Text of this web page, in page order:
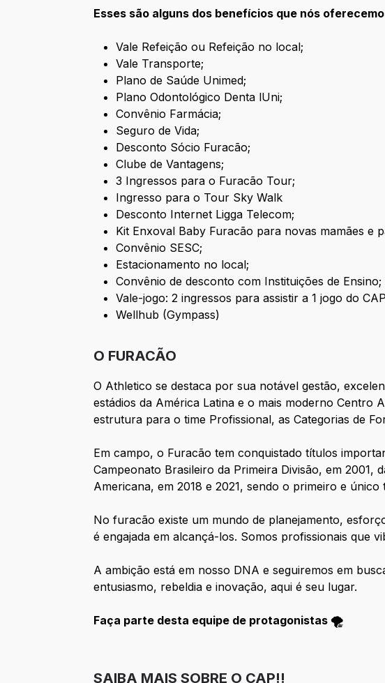
Esses são alguns dos benefícios que nós
Vale Refeição ou Refeição no local;
Vale Transporte;
Plano de Saúde Unimed;
Plano Odontológico Denta lUni;
Convênio Farmácia;
Seguro de Vida;
Desconto Sócio Furacão;
Clube de Vantagens;
3 Ingressos para o Furacão Tour;
Ingresso para o Tour Sky Walk
Desconto Internet Ligga Telecom;
Kit Enxoval Baby Furacão para novas mamães e
Convênio SESC;
Estacionamento no local;
Convênio de desconto com Instituições de Ensino;
Vale-jogo: 2 ingressos para assistir a 1 jogo do
Wellhub (Gympass)
O FURACÃO
O Athletico se destaca por sua notável gestão,
estádios da América Latina e o mais moderno Centro
estrutura para o time Profissional, as Categorias de
Em campo, o Furacão tem conquistado títulos
Campeonato Brasileiro da Primeira Divisão, em 2001,
Americana, em 2018 e 2021, sendo o primeiro e
No furacão existe um mundo de planejamento,
é engajada em alcançá-los. Somos profissionais que
A ambição está em nosso DNA e seguiremos em
entusiasmo, rebeldia e inovação, aqui é seu lugar.
Faça parte desta equipe de protagonistas 🌪️
SAIBA MAIS SOBRE O CAP!!